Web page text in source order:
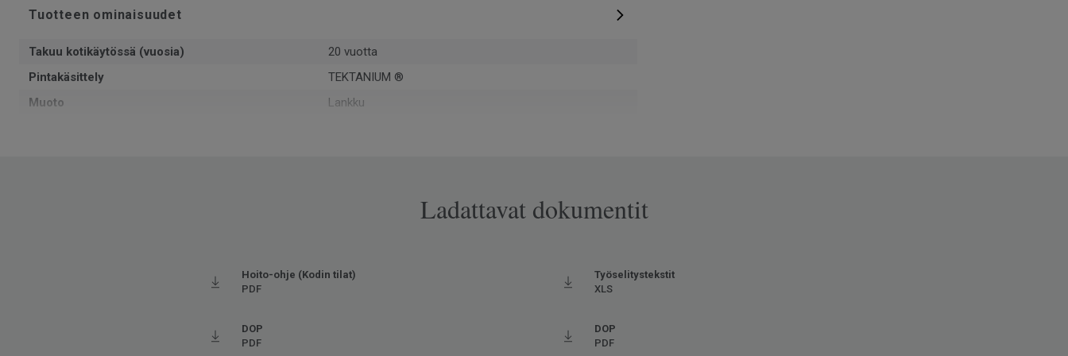
Tuotteen ominaisuudet
Takuu kotikäytössä (vuosia)
20 vuotta
Pintakäsittely
TEKTANIUM ®
Muoto
Lankku
10.7
Ladattavat dokumentit
Hoito-ohje (Kodin tilat)
PDF
Työselitystekstit
XLS
DOP
PDF
DOP
PDF